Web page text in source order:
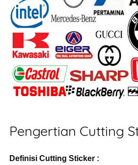
Pengertian Cutting
Definisi Cutting Sticker :